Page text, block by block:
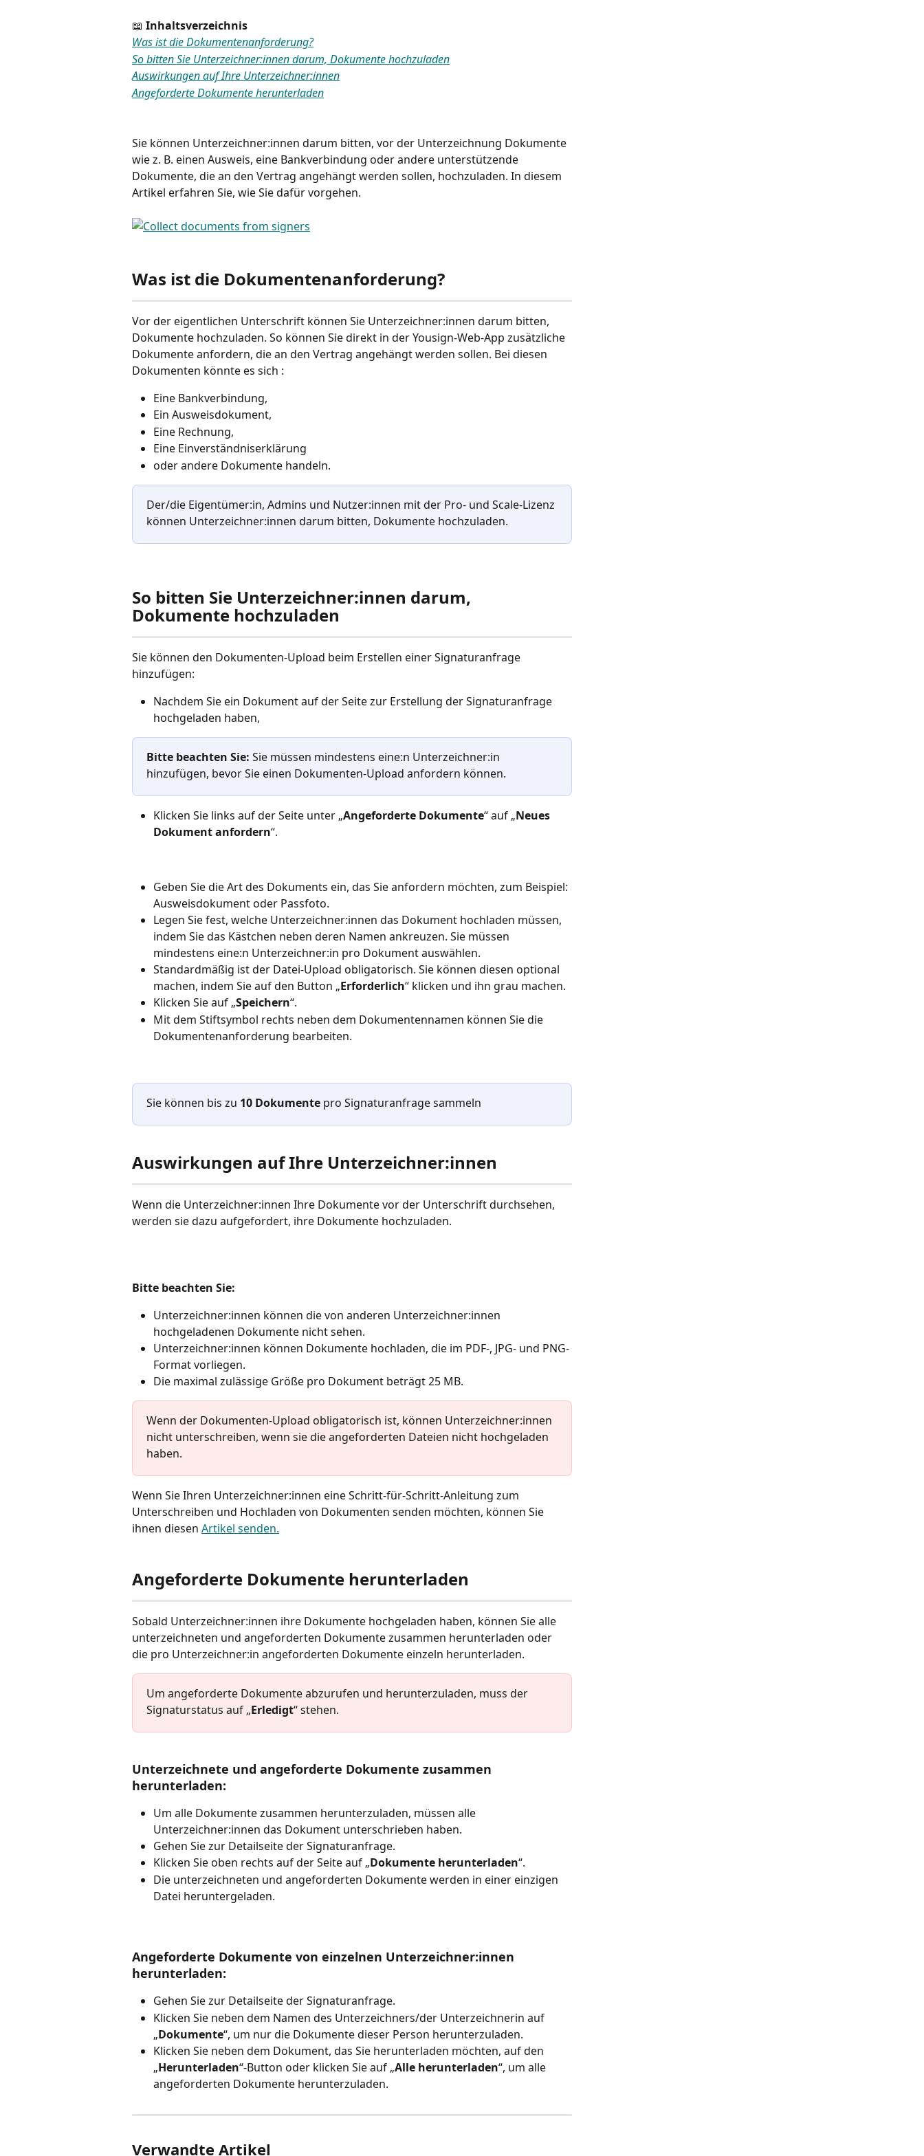
📖 Inhaltsverzeichnis
Was ist die Dokumentenanforderung?
So bitten Sie Unterzeichner:innen darum, Dokumente hochzuladen
Auswirkungen auf Ihre Unterzeichner:innen
Angeforderte Dokumente herunterladen
Sie können Unterzeichner:innen darum bitten, vor der Unterzeichnung Dokumente
wie z. B. einen Ausweis, eine Bankverbindung oder andere unterstützende
Dokumente, die an den Vertrag angehängt werden sollen, hochzuladen. In diesem
Artikel erfahren Sie, wie Sie dafür vorgehen.
Was ist die Dokumentenanforderung?
Vor der eigentlichen Unterschrift können Sie Unterzeichner:innen darum bitten,
Dokumente hochzuladen. So können Sie direkt in der Yousign-Web-App zusätzliche
Dokumente anfordern, die an den Vertrag angehängt werden sollen. Bei diesen
Dokumenten könnte es sich :
Eine Bankverbindung,
Ein Ausweisdokument,
Eine Rechnung,
Eine Einverständniserklärung
oder andere Dokumente handeln.
Der/die Eigentümer:in, Admins und Nutzer:innen mit der Pro- und Scale-Lizenz
können Unterzeichner:innen darum bitten, Dokumente hochzuladen.
So bitten Sie Unterzeichner:innen darum,
Dokumente hochzuladen
Sie können den Dokumenten-Upload beim Erstellen einer Signaturanfrage
hinzufügen:
Nachdem Sie ein Dokument auf der Seite zur Erstellung der Signaturanfrage
hochgeladen haben,
Bitte beachten Sie: Sie müssen mindestens eine:n Unterzeichner:in
hinzufügen, bevor Sie einen Dokumenten-Upload anfordern können.
Klicken Sie links auf der Seite unter „Angeforderte Dokumente“ auf „Neues
Dokument anfordern“.
Geben Sie die Art des Dokuments ein, das Sie anfordern möchten, zum Beispiel:
Ausweisdokument oder Passfoto.
Legen Sie fest, welche Unterzeichner:innen das Dokument hochladen müssen,
indem Sie das Kästchen neben deren Namen ankreuzen. Sie müssen
mindestens eine:n Unterzeichner:in pro Dokument auswählen.
Standardmäßig ist der Datei-Upload obligatorisch. Sie können diesen optional
machen, indem Sie auf den Button „Erforderlich“ klicken und ihn grau machen.
Klicken Sie auf „Speichern“.
Mit dem Stiftsymbol rechts neben dem Dokumentennamen können Sie die
Dokumentenanforderung bearbeiten.
Sie können bis zu 10 Dokumente pro Signaturanfrage sammeln
Auswirkungen auf Ihre Unterzeichner:innen
Wenn die Unterzeichner:innen Ihre Dokumente vor der Unterschrift durchsehen,
werden sie dazu aufgefordert, ihre Dokumente hochzuladen.
Bitte beachten Sie:
Unterzeichner:innen können die von anderen Unterzeichner:innen
hochgeladenen Dokumente nicht sehen.
Unterzeichner:innen können Dokumente hochladen, die im PDF-, JPG- und PNG-
Format vorliegen.
Die maximal zulässige Größe pro Dokument beträgt 25 MB.
Wenn der Dokumenten-Upload obligatorisch ist, können Unterzeichner:innen
nicht unterschreiben, wenn sie die angeforderten Dateien nicht hochgeladen
haben.
Wenn Sie Ihren Unterzeichner:innen eine Schritt-für-Schritt-Anleitung zum
Unterschreiben und Hochladen von Dokumenten senden möchten, können Sie
ihnen diesen Artikel senden.
Angeforderte Dokumente herunterladen
Sobald Unterzeichner:innen ihre Dokumente hochgeladen haben, können Sie alle
unterzeichneten und angeforderten Dokumente zusammen herunterladen oder
die pro Unterzeichner:in angeforderten Dokumente einzeln herunterladen.
Um angeforderte Dokumente abzurufen und herunterzuladen, muss der
Signaturstatus auf „Erledigt“ stehen.
Unterzeichnete und angeforderte Dokumente zusammen
herunterladen:
Um alle Dokumente zusammen herunterzuladen, müssen alle
Unterzeichner:innen das Dokument unterschrieben haben.
Gehen Sie zur Detailseite der Signaturanfrage.
Klicken Sie oben rechts auf der Seite auf „Dokumente herunterladen“.
Die unterzeichneten und angeforderten Dokumente werden in einer einzigen
Datei heruntergeladen.
Angeforderte Dokumente von einzelnen Unterzeichner:innen
herunterladen:
Gehen Sie zur Detailseite der Signaturanfrage.
Klicken Sie neben dem Namen des Unterzeichners/der Unterzeichnerin auf
„Dokumente“, um nur die Dokumente dieser Person herunterzuladen.
Klicken Sie neben dem Dokument, das Sie herunterladen möchten, auf den
„Herunterladen“-Button oder klicken Sie auf „Alle herunterladen“, um alle
angeforderten Dokumente herunterzuladen.
Verwandte Artikel